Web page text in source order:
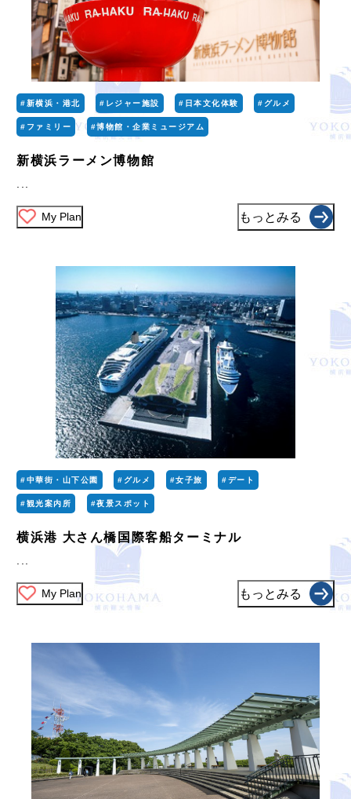
#新横浜・港北 #レジャー施設 #日本文化体験 #グルメ
#ファミリー #博物館・企業ミュージアム
新横浜ラーメン博物館
My Plan もっとみる
#中華街・山下公園 #グルメ #女子旅 #デート
#観光案内所 #夜景スポット
横浜港 大さん橋国際客船ターミナル
My Plan もっとみる